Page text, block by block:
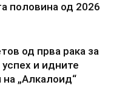
половина од 2026
од прва рака за
и идните
„Алкалоид“